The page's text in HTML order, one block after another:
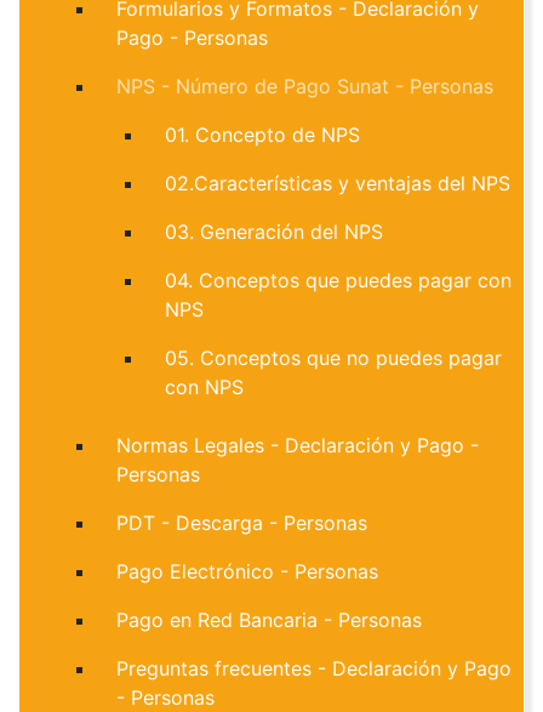
Formularios y Formatos - Declaración y
Pago - Personas
NPS - Número de Pago Sunat - Personas
01. Concepto de NPS
02.Características y ventajas del NPS
03. Generación del NPS
04. Conceptos que puedes pagar con
NPS
05. Conceptos que no puedes pagar
con NPS
Normas Legales - Declaración y Pago -
Personas
PDT - Descarga - Personas
Pago Electrónico - Personas
Pago en Red Bancaria - Personas
Preguntas frecuentes - Declaración y Pago
- Personas